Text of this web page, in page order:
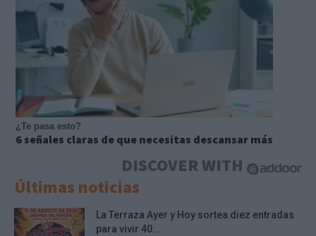
¿Te pasa esto?
6 señales claras de que necesitas descansar más
DISCOVER WITH
Últimas noticias
La Terraza Ayer y Hoy sortea diez entradas
para vivir 40...